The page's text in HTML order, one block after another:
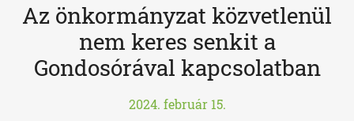
Az önkormányzat közvetlenül
nem keres senkit a
Gondosórával kapcsolatban
2024. február 15.